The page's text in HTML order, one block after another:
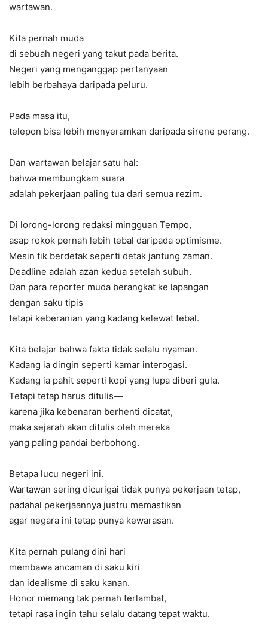
wartawan.
Kita pernah muda
di sebuah negeri yang takut pada berita.
Negeri yang menganggap pertanyaan
lebih berbahaya daripada peluru.
Pada masa itu,
telepon bisa lebih menyeramkan daripada sirene perang.
Dan wartawan belajar satu hal:
bahwa membungkam suara
adalah pekerjaan paling tua dari semua rezim.
Di lorong-lorong redaksi mingguan Tempo,
asap rokok pernah lebih tebal daripada optimisme.
Mesin tik berdetak seperti detak jantung zaman.
Deadline adalah azan kedua setelah subuh.
Dan para reporter muda berangkat ke lapangan
dengan saku tipis
tetapi keberanian yang kadang kelewat tebal.
Kita belajar bahwa fakta tidak selalu nyaman.
Kadang ia dingin seperti kamar interogasi.
Kadang ia pahit seperti kopi yang lupa diberi gula.
Tetapi tetap harus ditulis—
karena jika kebenaran berhenti dicatat,
maka sejarah akan ditulis oleh mereka
yang paling pandai berbohong.
Betapa lucu negeri ini.
Wartawan sering dicurigai tidak punya pekerjaan tetap,
padahal pekerjaannya justru memastikan
agar negara ini tetap punya kewarasan.
Kita pernah pulang dini hari
membawa ancaman di saku kiri
dan idealisme di saku kanan.
Honor memang tak pernah terlambat,
tetapi rasa ingin tahu selalu datang tepat waktu.